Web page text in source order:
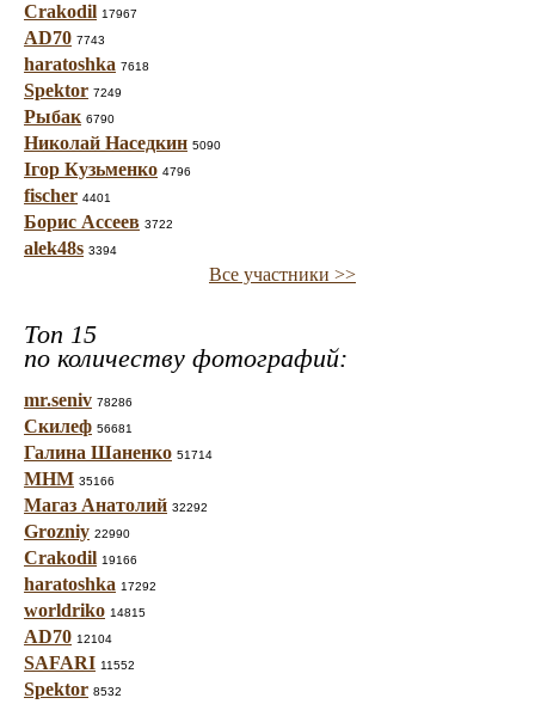
Crakodil 17967
AD70 7743
haratoshka 7618
Spektor 7249
Рыбак 6790
Николай Наседкин 5090
Ігор Кузьменко 4796
fischer 4401
Борис Ассеев 3722
alek48s 3394
Все участники >>
Топ 15
по количеству фотографий:
mr.seniv 78286
Скилеф 56681
Галина Шаненко 51714
МНМ 35166
Магаз Анатолий 32292
Grozniy 22990
Crakodil 19166
haratoshka 17292
worldriko 14815
AD70 12104
SAFARI 11552
Spektor 8532